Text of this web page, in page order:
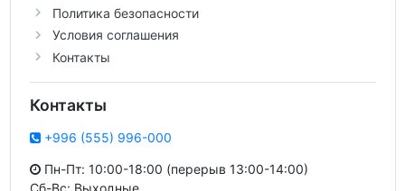
Политика безопасности
Условия соглашения
Контакты
Контакты
+996 (555) 996-000
Пн-Пт: 10:00-18:00 (перерыв 13:00-14:00)